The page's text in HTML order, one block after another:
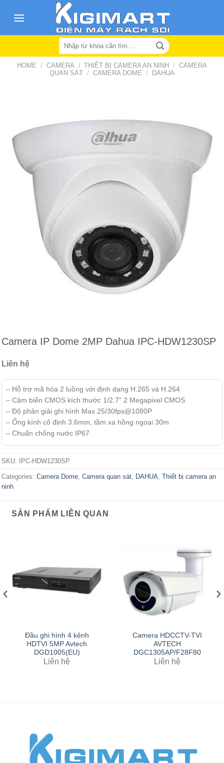
Search
HOME / CAMERA / THIẾT BỊ CAMERA AN NINH / CAMERA
QUAN SÁT / CAMERA DOME / DAHUA
Camera IP Dome 2MP Dahua IPC-HDW1230SP
Liên hệ
– Hỗ trợ mã hóa 2 luồng với định dạng H.265 và H.264
– Cảm biến CMOS kích thước 1/2.7” 2 Megapixel CMOS
– Độ phân giải ghi hình Max 25/30fps@1080P
– Ống kính cố định 3.6mm, tầm xa hồng ngoại 30m
– Chuẩn chống nước IP67
SKU: IPC-HDW1230SP
Categories: Camera Dome, Camera quan sát, DAHUA, Thiết bị camera an
ninh
SẢN PHẨM LIÊN QUAN
Đầu ghi hình 4 kênh
HDTVI 5MP Avtech
DGD1005(EU)
Liên hệ
Camera HDCCTV-TVI
AVTECH
DGC1305AP/F28F80
Liên hệ